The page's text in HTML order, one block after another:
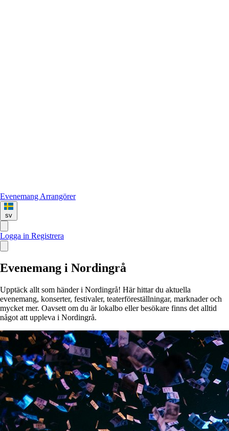
Evenemang Arrangörer
sv
Logga in Registrera
Evenemang i Nordingrå
Upptäck allt som händer i Nordingrå! Här hittar du aktuella
evenemang, konserter, festivaler, teaterföreställningar, marknader och
mycket mer. Oavsett om du är lokalbo eller besökare finns det alltid
något att uppleva i Nordingrå.